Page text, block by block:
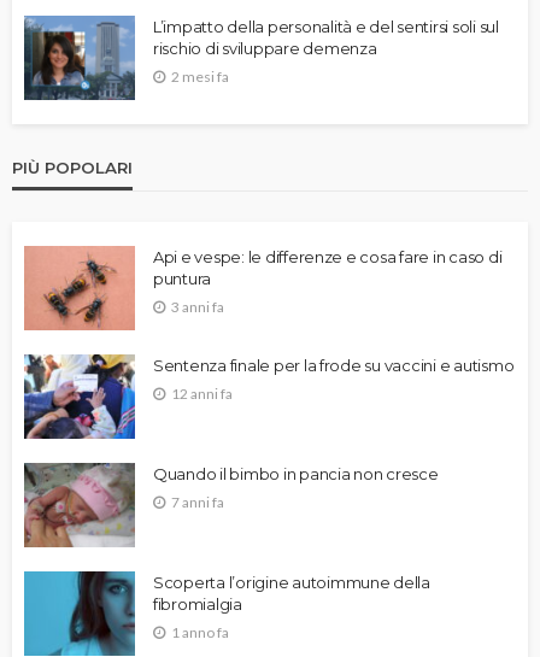
L’impatto della personalità e del sentirsi soli sul
rischio di sviluppare demenza
2 mesi fa
PIÙ POPOLARI
Api e vespe: le differenze e cosa fare in caso di
puntura
3 anni fa
Sentenza finale per la frode su vaccini e autismo
12 anni fa
Quando il bimbo in pancia non cresce
7 anni fa
Scoperta l’origine autoimmune della
fibromialgia
1 anno fa